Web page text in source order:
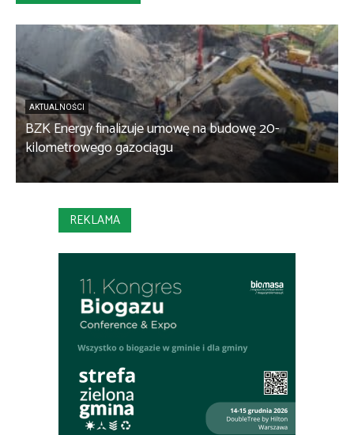
AKTUALNOŚCI
BZK Energy finalizuje umowę na budowę 20-
kilometrowego gazociągu
REKLAMA